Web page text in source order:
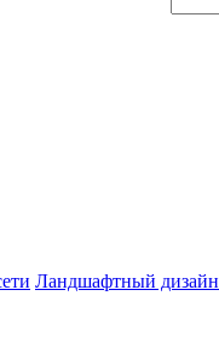
Ландшафтный дизайн